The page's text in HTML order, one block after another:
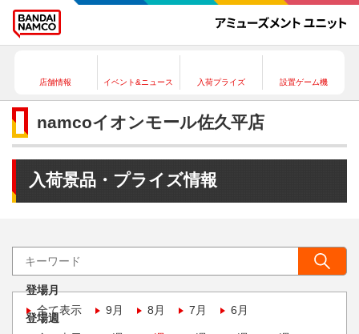
店舗情報 イベント&ニュース 入荷プライズ 設置ゲーム機
namcoイオンモール佐久平店
入荷景品・プライズ情報
登場月
全て表示
9月 8月 7月 6月
登場週